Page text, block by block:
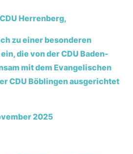
Herrenberg,
zu einer besonderen
die von der CDU Baden-
mit dem Evangelischen
CDU Böblingen ausgerichtet
2025